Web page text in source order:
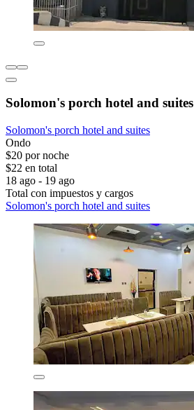
Solomon's porch hotel and suites
Solomon's porch hotel and suites
Ondo
$20 por noche
$22 en total
18 ago - 19 ago
Total con impuestos y cargos
Solomon's porch hotel and suites